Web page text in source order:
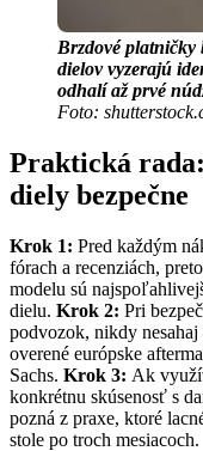
Brzdové
dielov vyzerajú
odhalí až prvé
Foto:
Praktická
diely bezpečne
Krok 1: Pred každým
fórach a recenziách,
modelu sú
dielu. Krok 2: Pri
podvozok, nikdy nesahaj
overené európske
Sachs. Krok 3: Ak
konkrétnu skúsenosť s
pozná z praxe, ktoré
stole po troch mesiacoch.